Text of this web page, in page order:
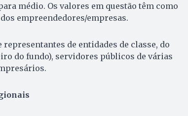
médio. Os valores em questão têm como
empreendedores/empresas.
de entidades de classe, do
do fundo), servidores públicos de várias